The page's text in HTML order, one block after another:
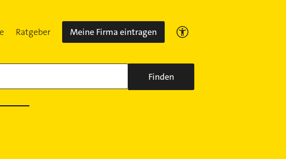
Ratgeber Meine Firma eintragen
Finden